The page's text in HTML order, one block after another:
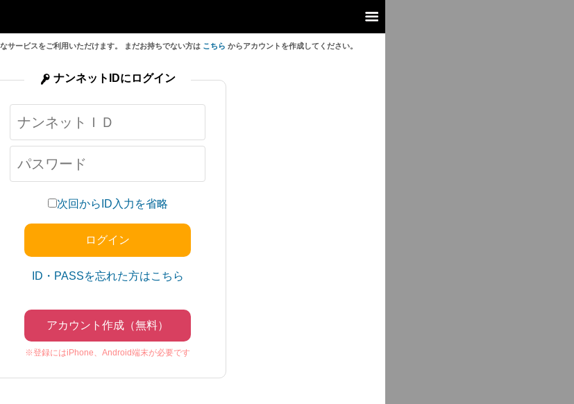
サービスをご利用いただけます。 まだお持ちでない方は こちら からアカウントを作成してください。
次回からID入力を省略
ID・PASSを忘れた方はこちら
アカウント作成（無料）
※登録にはiPhone、Android端末が必要です
ナンネットIDにログイン